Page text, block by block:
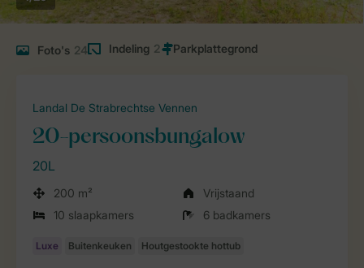
Foto's 24 Indeling 2
Landal De Strabrechtse Vennen
20-persoonsbungalow
20L
200 m²
Vrijstaand
10 slaapkamers
6 badkamers